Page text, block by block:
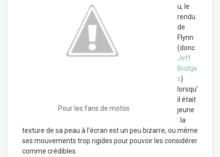
Pour les fans de motos
u, le
rendu
de
Flynn
(donc
Jeff
Bridge
s)
lorsqu’
il était
jeune
: la
texture de sa peau à l’écran est un peu bizarre, ou même
ses mouvements trop rigides pour pouvoir les considérer
comme crédibles.